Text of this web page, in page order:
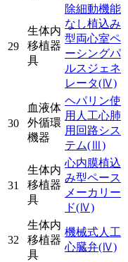
29
生体内
移植器
具
除細動機能
なし植込み
型両心室ペ
ーシングパ
ルスジェネ
レータ(Ⅳ)
30
血液体
外循環
機器
ヘパリン使
用人工心肺
用回路シス
テム(Ⅲ)
31
生体内
移植器
具
心内膜植込
み型ペース
メーカリー
ド(Ⅳ)
32
生体内
移植器
具
機械式人工
心臓弁(Ⅳ)